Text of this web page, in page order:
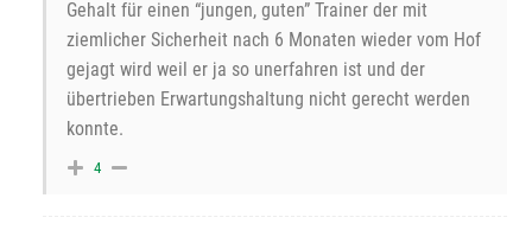
Gehalt für einen “jungen, guten” Trainer der mit
ziemlicher Sicherheit nach 6 Monaten wieder vom Hof
gejagt wird weil er ja so unerfahren ist und der
übertrieben Erwartungshaltung nicht gerecht werden
konnte.
4